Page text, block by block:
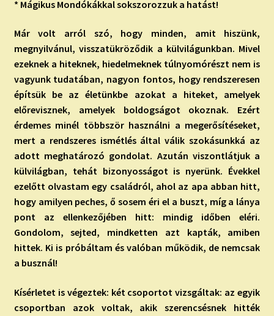
* Mágikus Mondókákkal sokszorozzuk a hatást!
Már volt arról szó, hogy minden, amit hiszünk,
megnyilvánul, visszatükröződik a külvilágunkban. Mivel
ezeknek a hiteknek, hiedelmeknek túlnyomórészt nem is
vagyunk tudatában, nagyon fontos, hogy rendszeresen
építsük be az életünkbe azokat a hiteket, amelyek
előrevisznek, amelyek boldogságot okoznak. Ezért
érdemes minél többször használni a megerősítéseket,
mert a rendszeres ismétlés által válik szokásunkká az
adott meghatározó gondolat. Azután viszontlátjuk a
külvilágban, tehát bizonyosságot is nyerünk. Évekkel
ezelőtt olvastam egy családról, ahol az apa abban hitt,
hogy amilyen peches, ő sosem éri el a buszt, míg a lánya
pont az ellenkezőjében hitt: mindig időben eléri.
Gondolom, sejted, mindketten azt kapták, amiben
hittek. Ki is próbáltam és valóban működik, de nemcsak
a busznál!
Kísérletet is végeztek: két csoportot vizsgáltak: az egyik
csoportban azok voltak, akik szerencsésnek hitték